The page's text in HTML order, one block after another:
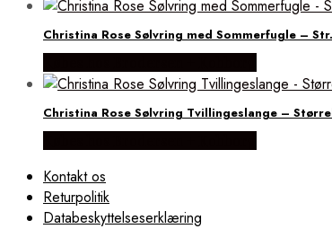
Christina Rose Sølvring med Sommerfugle –
Christina Rose Sølvring Tvillingeslange –
Kontakt os
Returpolitik
Databeskyttelseserklæring